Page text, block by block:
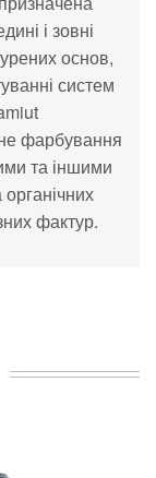
і зовні
основ,
систем
фарбування
та іншими
органічних
фактур.